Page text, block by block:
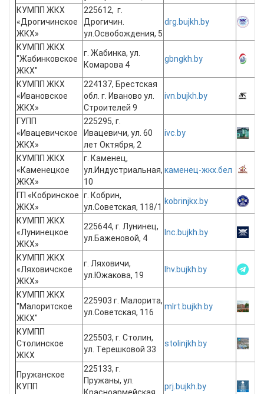
КУМПП ЖКХ
«Дрогичинское
ЖКХ»
225612, г.
Дрогичин.
ул.Освобождения, 5
drg.bujkh.by
КУМПП ЖКХ
"Жабинковское
ЖКХ"
г. Жабинка, ул.
Комарова 4
gbngkh.by
КУМПП ЖКХ
«Ивановское
ЖКХ»
224137, Брестская
обл. г. Иваново ул.
Строителей 9
ivn.bujkh.by
ГУПП
«Ивацевичское
ЖКХ»
225295, г.
Ивацевичи, ул. 60
лет Октября, 2
ivc.by
КУМПП ЖКХ
«Каменецкое
ЖКХ»
г. Каменец,
ул.Индустриальная,
10
каменец-жкх.бел
ГП «Кобринское
ЖКХ»
г. Кобрин,
ул.Советская, 118/1
kobrinjkx.by
КУМПП ЖКХ
«Лунинецкое
ЖКХ»
225644, г. Лунинец,
ул.Баженовой, 4
lnc.bujkh.by
КУМПП ЖКХ
«Ляховичское
ЖКХ»
г. Ляховичи,
ул.Южакова, 19
lhv.bujkh.by
КУМПП ЖКХ
"Малоритское
ЖКХ"
225903 г. Малорита,
ул.Советская, 116
mlrt.bujkh.by
КУМПП
Столинское
ЖКХ
225503, г. Столин,
ул. Терешковой 33
stolinjkh.by
Пружанское
КУПП
225133, г.
Пружаны, ул.
prj.bujkh.by